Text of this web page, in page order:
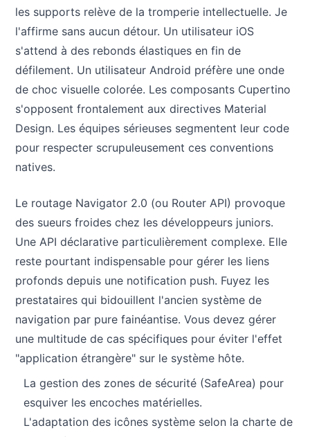
les supports relève de la tromperie intellectuelle. Je
l'affirme sans aucun détour. Un utilisateur iOS
s'attend à des rebonds élastiques en fin de
défilement. Un utilisateur Android préfère une onde
de choc visuelle colorée. Les composants Cupertino
s'opposent frontalement aux directives Material
Design. Les équipes sérieuses segmentent leur code
pour respecter scrupuleusement ces conventions
natives.
Le routage Navigator 2.0 (ou Router API) provoque
des sueurs froides chez les développeurs juniors.
Une API déclarative particulièrement complexe. Elle
reste pourtant indispensable pour gérer les liens
profonds depuis une notification push. Fuyez les
prestataires qui bidouillent l'ancien système de
navigation par pure fainéantise. Vous devez gérer
une multitude de cas spécifiques pour éviter l'effet
"application étrangère" sur le système hôte.
La gestion des zones de sécurité (SafeArea) pour
esquiver les encoches matérielles.
L'adaptation des icônes système selon la charte de